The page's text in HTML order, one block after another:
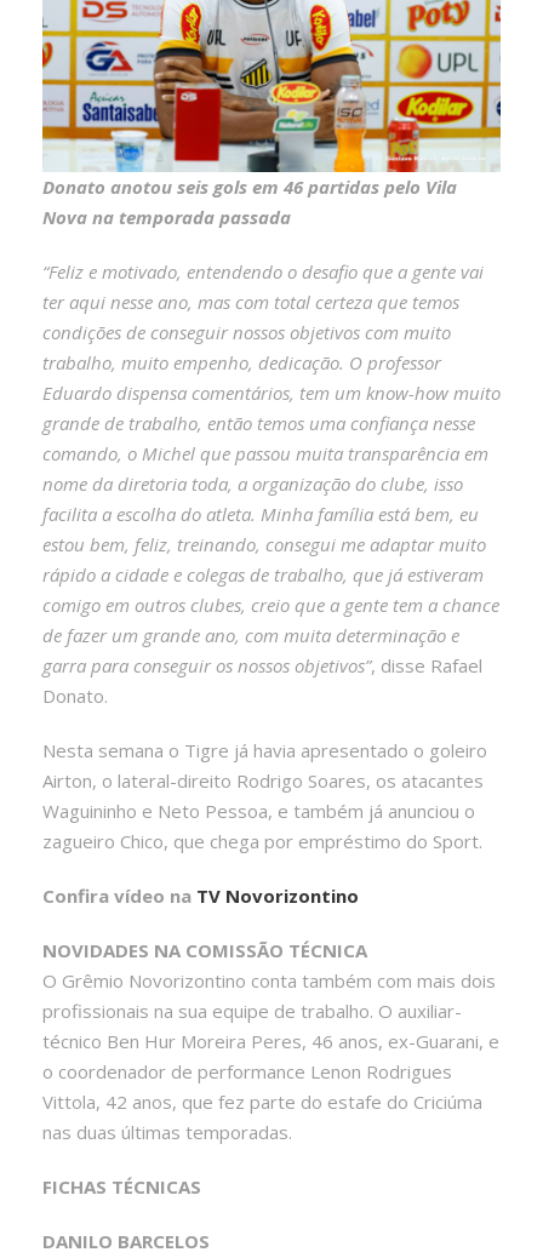
Donato anotou seis gols em 46 partidas pelo Vila
Nova na temporada passada
“Feliz e motivado, entendendo o desafio que a gente vai
ter aqui nesse ano, mas com total certeza que temos
condições de conseguir nossos objetivos com muito
trabalho, muito empenho, dedicação. O professor
Eduardo dispensa comentários, tem um know-how muito
grande de trabalho, então temos uma confiança nesse
comando, o Michel que passou muita transparência em
nome da diretoria toda, a organização do clube, isso
facilita a escolha do atleta. Minha família está bem, eu
estou bem, feliz, treinando, consegui me adaptar muito
rápido a cidade e colegas de trabalho, que já estiveram
comigo em outros clubes, creio que a gente tem a chance
de fazer um grande ano, com muita determinação e
garra para conseguir os nossos objetivos”, disse Rafael
Donato.
Nesta semana o Tigre já havia apresentado o goleiro
Airton, o lateral-direito Rodrigo Soares, os atacantes
Waguininho e Neto Pessoa, e também já anunciou o
zagueiro Chico, que chega por empréstimo do Sport.
Confira vídeo na TV Novorizontino
NOVIDADES NA COMISSÃO TÉCNICA
O Grêmio Novorizontino conta também com mais dois
profissionais na sua equipe de trabalho. O auxiliar-
técnico Ben Hur Moreira Peres, 46 anos, ex-Guarani, e
o coordenador de performance Lenon Rodrigues
Vittola, 42 anos, que fez parte do estafe do Criciúma
nas duas últimas temporadas.
FICHAS TÉCNICAS
DANILO BARCELOS